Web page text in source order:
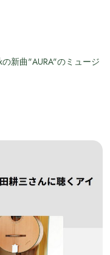
新曲"AURA"のミュージ